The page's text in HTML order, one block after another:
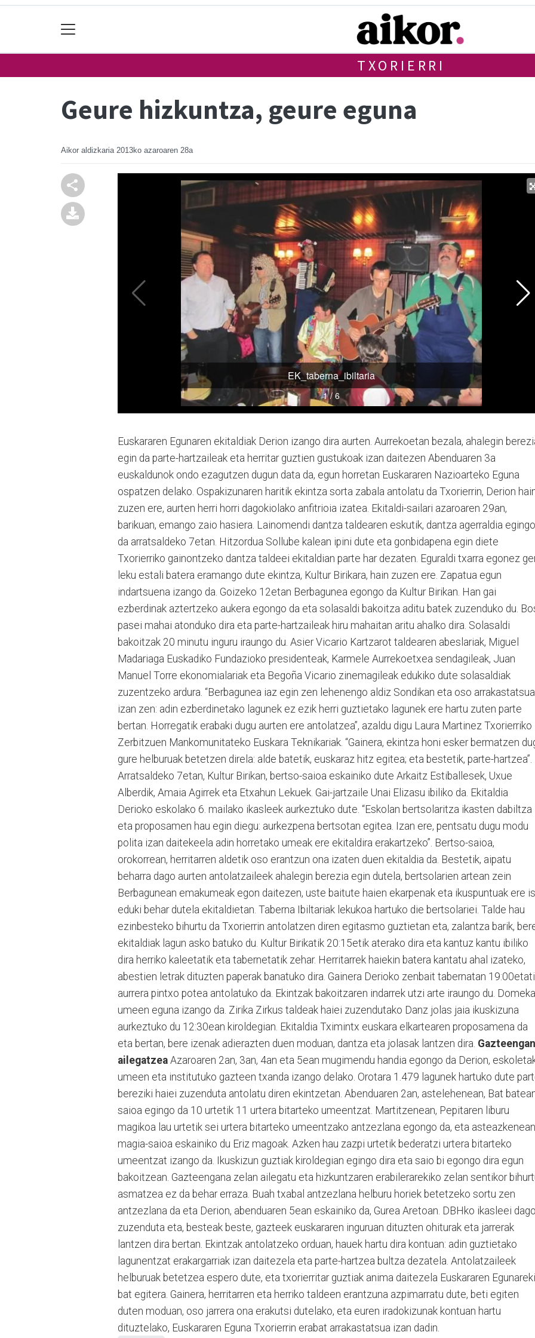
TXORIERRI
Geure hizkuntza, geure eguna
Aikor aldizkaria 2013ko azaroaren 28a
Euskararen Egunaren ekitaldiak Derion izango dira aurten. Aurrekoetan bezala, ahalegin
egin da parte-hartzaileak eta herritar guztien gustukoak izan daitezen Abenduaren 3a
euskaldunok ondo eza­gutzen dugun data da, egun horretan Euskararen Nazioarteko Eguna
ospatzen delako. Ospakizunaren haritik ekintza sorta zabala antolatu da Txorierrin, De­rion
zuzen ere, aurten herri horri da­gokiolako anfitrioia izatea. Ekitaldi-sailari azaroaren 29an,
barikuan, emango zaio hasiera. Lainomendi dantza taldearen eskutik, dantza agerraldia egingo
da arratsaldeko 7etan. Hitzordua Sollube kalean ipini dute eta gonbidapena egin diete
Txorierriko gainontzeko dantza taldeei ekitaldian parte har dezaten. Eguraldi txarra egonez
leku estali batera eramango dute ekintza, Kultur Birikara, hain zuzen ere. Zapatua egun
indartsuena izango da. Goizeko 12etan Berbagunea egongo da Kultur Birikan. Han gai
ezberdinak aztertzeko aukera egongo da eta solasaldi ba­koitza aditu batek zuzenduko du.
pasei mahai atonduko dira eta parte-hartzaileak hiru mahaitan aritu ahalko dira. Solasaldi
bakoitzak 20 minutu inguru iraungo du. Asier Vicario Kartzarot taldearen abeslariak, Miguel
Madariaga Euska­diko Fundazioko presidenteak, Karmele Aurrekoetxea sendagileak, Juan
Manuel Torre ekonomialariak eta Begoña Vicario zinemagileak edukiko dute solasaldiak
zuzentzeko ardura. “Berbagunea iaz egin zen lehenengo aldiz Sondikan eta oso arrakastatsua
izan zen: adin ezberdinetako lagunek ez ezik herri guztietako lagunek ere hartu zuten parte
bertan. Horre­gatik erabaki dugu aurten ere antolatzea”, azaldu digu Laura Martinez Txorierriko
Zerbitzuen Mankomunitateko Euskara Teknikariak. “Gainera, ekintza honi esker bermatzen
gure helburuak betetzen direla: alde batetik, euskaraz hitz egi­tea; eta bestetik, parte-hartzea”.
Arratsaldeko 7etan, Kultur Birikan, bertso-saioa eskainiko dute Arkaitz Es­tiballesek, Uxue
Alberdik, Amaia Agirrek eta Etxahun Lekuek. Gai-jartzaile Unai Eli­zasu ibiliko da. Ekitaldia
Derioko eskolako 6. mailako ikasleek aurkeztuko dute. “Es­kolan bertsolaritza ikasten dabiltza
eta proposamen hau egin diegu: aurkezpena bertsotan egitea. Izan ere, pentsatu dugu modu
polita izan daitekeela adin horretako umeak ere ekitaldira erakartzeko”. Ber­tso-saioa,
orokorrean, herritarren al­detik oso erantzun ona izaten duen ekitaldia da. Bestetik, aipatu
beharra dago aurten antolatzaileek ahalegin berezia egin du­tela, bertsolarien artean zein
Berbagu­nean emakumeak egon daitezen, uste baitute haien ekarpenak eta ikuspuntuak ere
eduki behar dutela ekitaldietan. Taberna Ibiltariak lekukoa hartuko die bertsolariei. Talde hau
ezinbesteko bi­hurtu da Txorierrin antolatzen diren egitasmo guztietan eta, zalantza barik,
ekitaldiak lagun asko batuko du. Kul­tur Birikatik 20:15etik aterako dira eta kantuz kantu ibiliko
dira herriko kaleetatik eta tabernetatik zehar. Herritarrek haiekin batera kantatu ahal izateko,
abestien letrak dituzten paperak banatuko di­ra. Gainera Derioko zenbait tabernatan
aurrera pintxo potea antolatuko da. Ekintzak bakoitzaren indarrek utzi arte iraungo du. Domeka
umeen eguna izango da. Zi­rika Zirkus taldeak haiei zuzendutako Danz jolas jaia ikuskizuna
aurkeztuko du 12:30ean kiroldegian. Ekitaldia Tximintx euskara elkartearen proposamena da
eta bertan, bere izenak adierazten duen mo­duan, dantza eta jolasak lantzen dira.
ailegatzea Azaroaren 2an, 3an, 4an eta 5ean mu­gimendu handia egongo da Derion,
umeen eta institutuko gazteen txanda izango delako. Orotara 1.479 lagunek hartuko dute
bereziki haiei zuzenduta antolatu diren ekintzetan. Abenduaren 2an, astelehenean, Bat
saioa egingo da 10 urtetik 11 urtera bitarteko umeentzat. Martitzenean, Pepi­taren liburu
magikoa lau urtetik sei urtera bitarteko umeentzako antzezlana egongo da, eta asteazkenean
magia-saioa eskainiko du Eriz magoak. Azken hau zaz­pi urtetik bederatzi urtera bitarteko
umeentzat izango da. Ikuskizun guztiak kiroldegian egingo dira eta saio bi egongo di­ra egun
bakoitzean. Gazteengana zelan ailegatu eta hizkuntzaren erabilerarekiko zelan sentikor
asmatzea ez da behar erraza. Buah txabal antzezlana helburu horiek betetzeko sortu zen
antzezlana da eta Derion, abenduaren 5ean eskainiko da, Gurea Aretoan. DBHko ikasleei dago
zu­zenduta eta, besteak beste, gazteek euskararen inguruan dituzten ohiturak eta jarrerak
lantzen dira bertan. Ekintzak antolatzeko orduan, hauek hartu dira kontuan: adin guztietako
lagunentzat erakargarriak izan daitezela eta parte-hartzea bultza dezatela. Antolatzai­leek
helburuak betetzea espero dute, eta txorierritar guztiak anima daitezela Eus­kararen
bat egitera. Gainera, herritarren eta herriko taldeen erantzuna azpimarratu dute, beti egiten
duten moduan, oso jarrera ona erakutsi dutelako, eta euren iradokizunak kontuan hartu
dituztelako, Euskararen Eguna Txorierrin erabat arrakastatsua izan dadin.